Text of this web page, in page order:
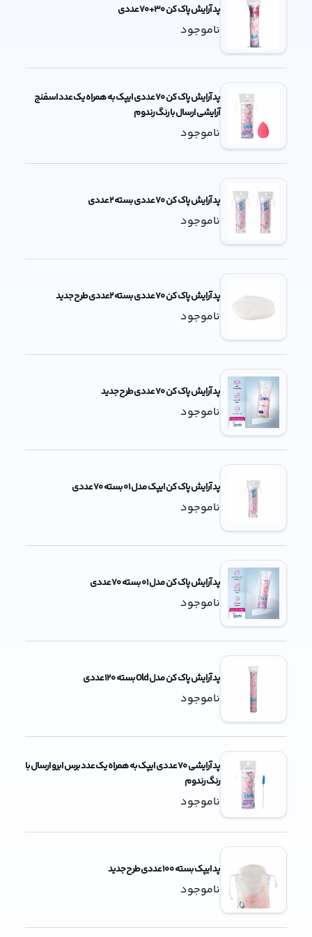
پد آرایش پاک کن 30+70 عددی
ناموجود
پد آرایش پاک کن 70 عددی ایپک به همراه یک عدد اسفنج
آرایشی ارسال با رنگ رندوم
ناموجود
پد آرایش پاک کن 70 عددی بسته 2 عددی
ناموجود
پد آرایش پاک کن 70 عددی بسته 2عددی طرح جدید
ناموجود
پد آرایش پاک کن 70 عددی طرح جدید
ناموجود
پد آرایش پاک کن ایپک مدل 01 بسته 70 عددی
ناموجود
پد آرایش پاک کن مدل 01 بسته 70 عددی
ناموجود
پد آرایش پاک کن مدل Old بسته 120 عددی
ناموجود
پد آرایشی 70 عددی ایپک به همراه یک عدد برس ابرو ارسال با
رنگ رندوم
ناموجود
پد ایپک بسته 100 عددی طرح جدید
ناموجود